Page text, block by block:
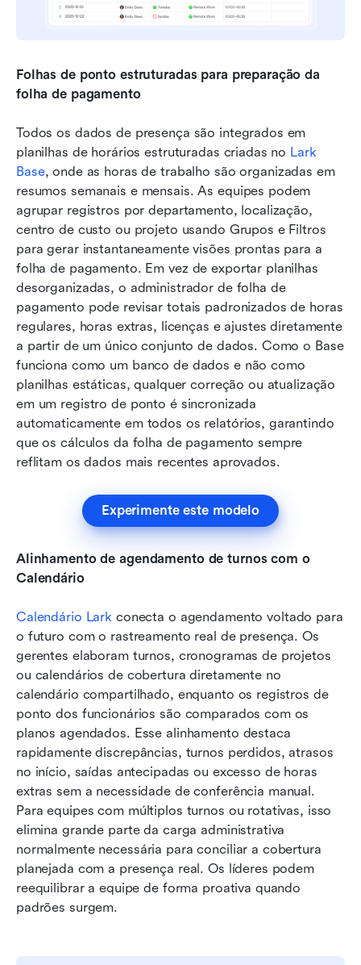
Folhas de ponto estruturadas para preparação da
folha de pagamento
Todos os dados de presença são integrados em
planilhas de horários estruturadas criadas no Lark
Base, onde as horas de trabalho são organizadas em
resumos semanais e mensais. As equipes podem
agrupar registros por departamento, localização,
centro de custo ou projeto usando Grupos e Filtros
para gerar instantaneamente visões prontas para a
folha de pagamento. Em vez de exportar planilhas
desorganizadas, o administrador de folha de
pagamento pode revisar totais padronizados de horas
regulares, horas extras, licenças e ajustes diretamente
a partir de um único conjunto de dados. Como o Base
funciona como um banco de dados e não como
planilhas estáticas, qualquer correção ou atualização
em um registro de ponto é sincronizada
automaticamente em todos os relatórios, garantindo
que os cálculos da folha de pagamento sempre
reflitam os dados mais recentes aprovados.
Experimente este modelo
Alinhamento de agendamento de turnos com o
Calendário
Calendário Lark conecta o agendamento voltado para
o futuro com o rastreamento real de presença. Os
gerentes elaboram turnos, cronogramas de projetos
ou calendários de cobertura diretamente no
calendário compartilhado, enquanto os registros de
ponto dos funcionários são comparados com os
planos agendados. Esse alinhamento destaca
rapidamente discrepâncias, turnos perdidos, atrasos
no início, saídas antecipadas ou excesso de horas
extras sem a necessidade de conferência manual.
Para equipes com múltiplos turnos ou rotativas, isso
elimina grande parte da carga administrativa
normalmente necessária para conciliar a cobertura
planejada com a presença real. Os líderes podem
reequilibrar a equipe de forma proativa quando
padrões surgem.